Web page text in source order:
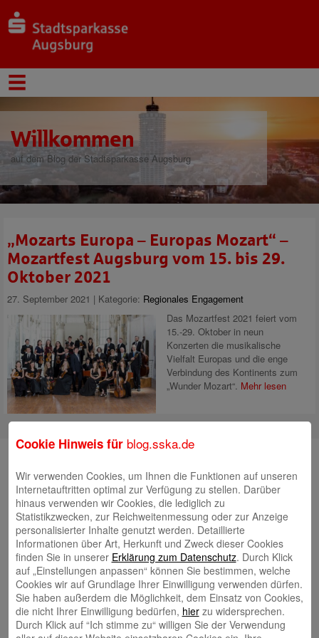
Willkommen
auf dem Blog der Stadtsparkasse Augsburg
„Mozarts Europa – Europas Mozart“ –
Mozartfest Augsburg vom 15. bis 29.
Oktober 2021
27. September 2021 | Kategorie: Regionales Engagement
Das Mozartfest 2021 feiert vom
15.-29. Oktober in neun
Konzerten die musikalische
Vielfalt Europas und die enge
Verbindung des Kontinents zum
„Wunder Mozart“. Mehr lesen
Suche
Neueste Beiträge
Radlkonvoi des FFH feiert Einweihung des neuen
Campus Nord 5. August 2026
Willkommen bei Kinder im Mittelpunkt e.V. 24. Juli 2026
Tierische Erlebnisse, Bewegung und Begegnungen –
Zootag der Stadtsparkasse Augsburg begeistert rund
Cookie Hinweis für blog.sska.de
Wir verwenden Cookies, um Ihnen die Funktionen auf unseren
Internetauftritten optimal zur Verfügung zu stellen. Darüber
hinaus verwenden wir Cookies, die lediglich zu
Statistikzwecken, zur Reichweitenmessung oder zur Anzeige
personalisierter Inhalte genutzt werden. Detaillierte
Informationen über Art, Herkunft und Zweck dieser Cookies
finden Sie in unserer Erklärung zum Datenschutz. Durch Klick
auf „Einstellungen anpassen“ können Sie bestimmen, welche
Cookies wir auf Grundlage Ihrer Einwilligung verwenden dürfen.
Sie haben außerdem die Möglichkeit, dem Einsatz von Cookies,
die nicht Ihrer Einwilligung bedürfen, hierzu widersprechen.
Durch Klick auf “Ich stimme zu“ willigen Sie der Verwendung